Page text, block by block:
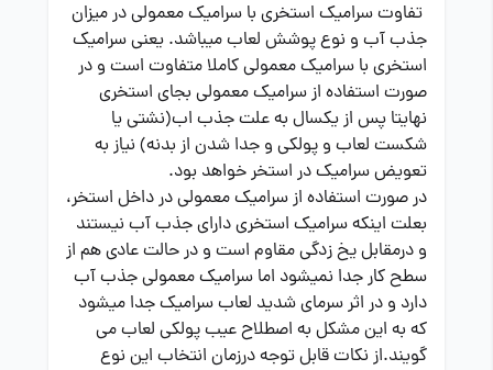
تفاوتسرامیک استخری با سرامیک معمولی در میزان
جذب آب و نوع پوشش لعاب میباشد. یعنی سرامیک
استخری با سرامیک معمولی کاملا متفاوت است و در
صورت استفاده از سرامیک معمولی بجای استخری
نهایتا پس از یکسال به علت جذب اب(نشتی یا
شکست لعاب و پولکی و جدا شدن از بدنه) نیاز به
تعویض سرامیک در استخر خواهد بود.
در صورت استفاده از سرامیک معمولی در داخل استخر،
بعلت اینکه سرامیک استخری دارای جذب آب نیستند
و درمقابل یخ زدگی مقاوم است و در حالت عادی هم از
سطح کار جدا نمیشود اما سرامیک معمولی جذب آب
دارد و در اثر سرمای شدید لعاب سرامیک جدا میشود
که به این مشکل به اصطلاح عیب پولکی لعاب می
گویند.از نکات قابل توجه درزمان انتخاب این نوع